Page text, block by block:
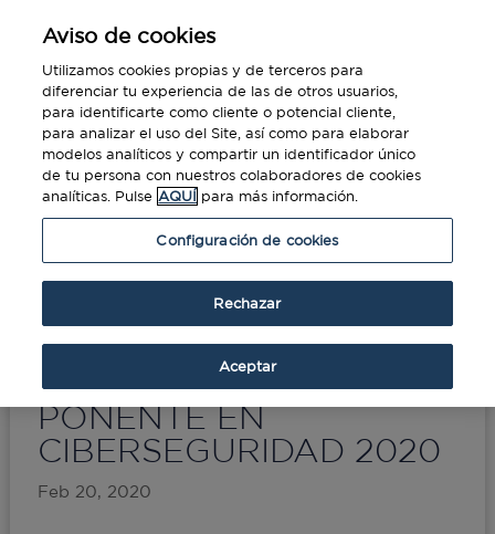
Portada»FRANCISCO JAVIER FARFÁN, CISO
DE DCS, PONENTE EN CIBERSEGURIDAD
FRANCISCO JAVIER
FARFÁN, CISO DE DCS,
PONENTE EN
CIBERSEGURIDAD 2020
Feb 20, 2020
Aviso de cookies
Utilizamos cookies propias y de terceros para
diferenciar tu experiencia de las de otros usuarios,
para identificarte como cliente o potencial cliente,
para analizar el uso del Site, así como para elaborar
modelos analíticos y compartir un identificador único
de tu persona con nuestros colaboradores de cookies
analíticas. Pulse AQUÍ para más información.
Configuración de cookies
Rechazar
Aceptar